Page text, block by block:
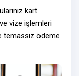
kart
vize işlemleri
temassız ödeme